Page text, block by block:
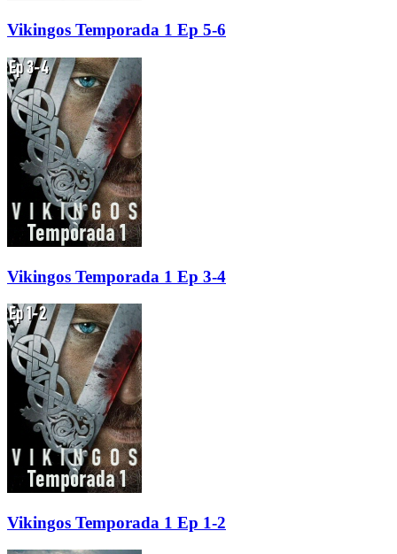
Vikingos Temporada 1 Ep 5-6
Vikingos Temporada 1 Ep 3-4
Vikingos Temporada 1 Ep 1-2